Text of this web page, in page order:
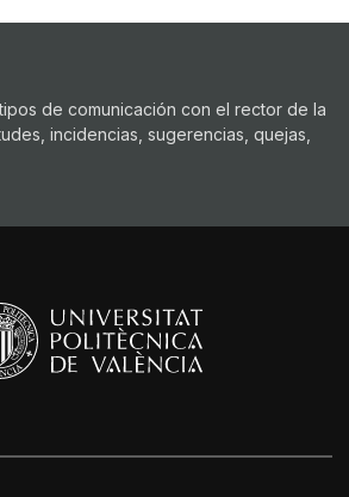
de comunicación con el rector de la
incidencias, sugerencias, quejas,